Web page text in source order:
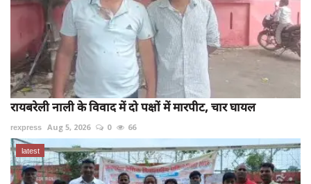
रायबरेली नाली के विवाद में दो पक्षों में मारपीट, चार घायल
rexpress Aug 5, 2026 0 66
latest